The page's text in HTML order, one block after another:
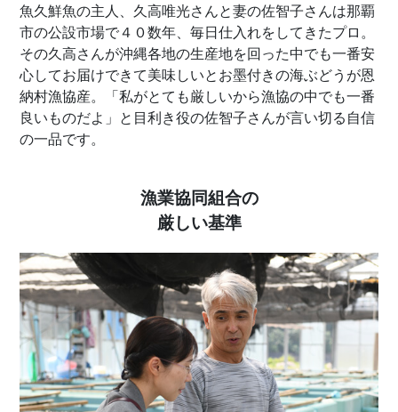
魚久鮮魚の主人、久高唯光さんと妻の佐智子さんは那覇
市の公設市場で４０数年、毎日仕入れをしてきたプロ。
その久高さんが沖縄各地の生産地を回った中でも一番安
心してお届けできて美味しいとお墨付きの海ぶどうが恩
納村漁協産。「私がとても厳しいから漁協の中でも一番
良いものだよ」と目利き役の佐智子さんが言い切る自信
の一品です。
漁業協同組合の
厳しい基準